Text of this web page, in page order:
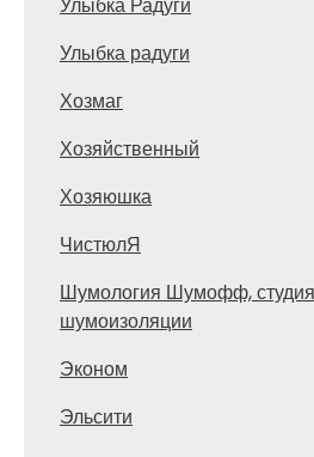
Улыбка радуги
Хозмаг
Хозяйственный
Хозяюшка
ЧистюлЯ
Шумология Шумофф,
шумоизоляции
Эконом
Эльсити